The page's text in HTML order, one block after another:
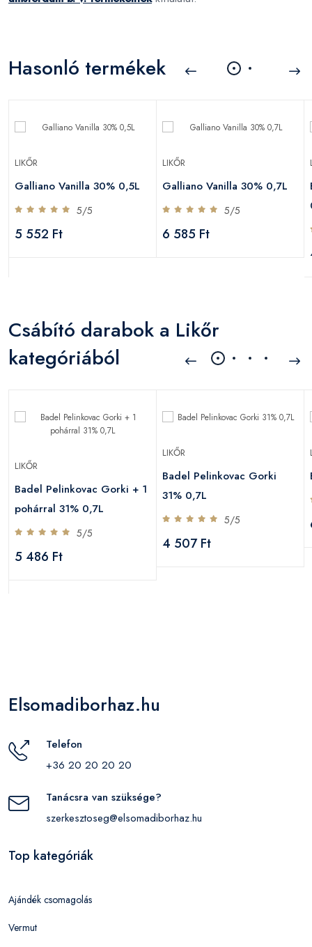
Hasonló termékek
LIKŐR
Galliano Vanilla 30% 0,5L
5/5
5 552 Ft
LIKŐR
Galliano Vanilla 30% 0,7L
5/5
6 585 Ft
Csábító darabok a Likőr
kategóriából
LIKŐR
Badel Pelinkovac Gorki + 1
pohárral 31% 0,7L
5/5
5 486 Ft
LIKŐR
Badel Pelinkovac Gorki
31% 0,7L
5/5
4 507 Ft
Elsomadiborhaz.hu
Telefon
+36 20 20 20 20
Tanácsra van szüksége?
szerkesztoseg@elsomadiborhaz.hu
Top kategóriák
Ajándék csomagolás
Vermut